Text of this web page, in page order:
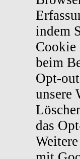
indem
Cookie
beim
Opt-
unsere
das